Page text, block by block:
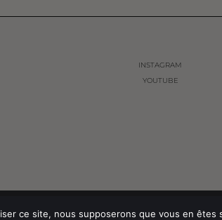
INSTAGRAM
YOUTUBE
CONDITIONS GÉNÉRALES DE VENTES
ce site, nous supposerons que vous en êtes